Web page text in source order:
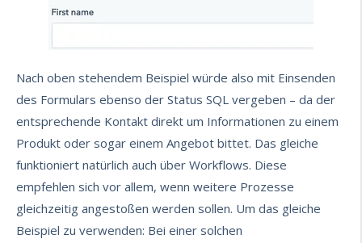
Nach oben stehendem Beispiel würde also mit Einsenden
des Formulars ebenso der Status SQL vergeben – da der
entsprechende Kontakt direkt um Informationen zu einem
Produkt oder sogar einem Angebot bittet. Das gleiche
funktioniert natürlich auch über Workflows. Diese
empfehlen sich vor allem, wenn weitere Prozesse
gleichzeitig angestoßen werden sollen. Um das gleiche
Beispiel zu verwenden: Bei einer solchen